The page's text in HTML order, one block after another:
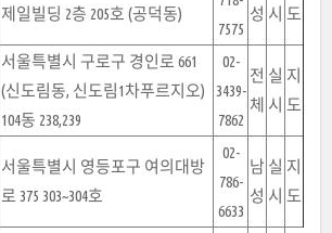
제일빌딩 2층 205호 (공덕동)
7575
성 시 도
서울특별시 구로구 경인로 661
(신도림동, 신도림1차푸르지오)
104동 238,239
02-
3439-
7862
전
체
실
시
지
도
서울특별시 영등포구 여의대방
로 375 303~304호
02-
786-
6633
남
성
실
시
지
도